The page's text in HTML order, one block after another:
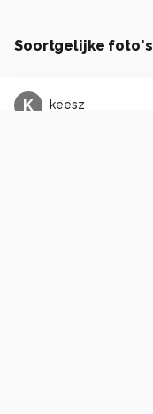
Soortgelijke foto's
K keesz